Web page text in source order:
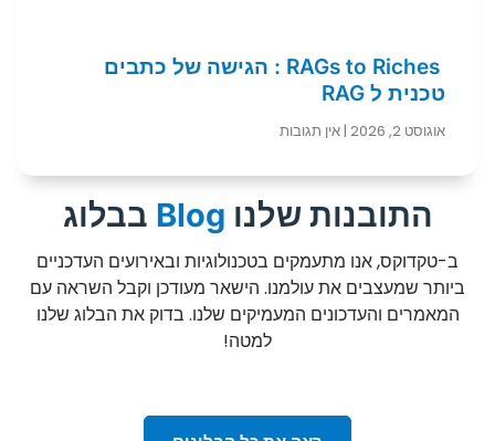
RAGs to Riches : הגישה של כתבים
טכנית ל RAG
אוגוסט 2, 2026 אין תגובות
התובנות שלנוBlogבבלוג
ב-טקדוקס, אנו מתעמקים בטכנולוגיות ובאירועים העדכניים
ביותר שמעצבים את עולמנו. הישאר מעודכן וקבל השראה עם
המאמרים והעדכונים המעמיקים שלנו. בדוק את הבלוג שלנו
למטה!